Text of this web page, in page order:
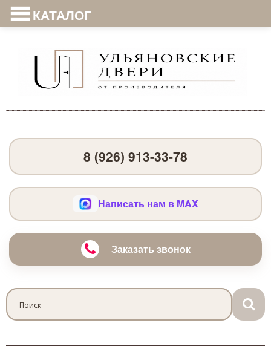
КАТАЛОГ
8 (926) 913-33-78
Написать нам в MAX
Заказать звонок